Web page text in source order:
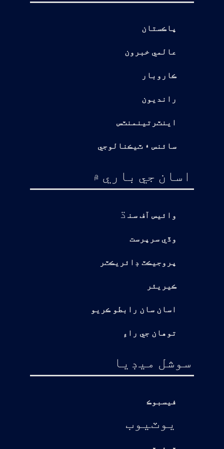
پاڪستان
عالمي خبرون
ڪاروبار
رانديون
اينٽرتينمنٽس
سائنس ۽ ٽيڪنالوجي
اسان جي باري ۾
وائيس آف سن ڌ
وڏي سرپرست
پروجيڪٽ ڊائريڪٽر
ڪيريئر
اسان سان رابطو ڪريو
توهان جي راءِ
سوشل ميڊيا
فيسبوڪ
يوٽيوب